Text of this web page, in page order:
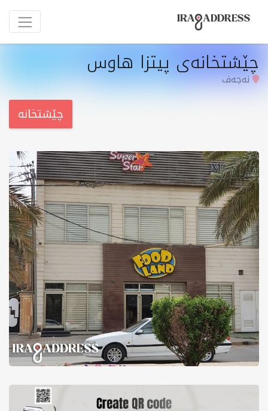
چێشتخانەی پیتزا هاوس
نەجەف
چێشتخانە